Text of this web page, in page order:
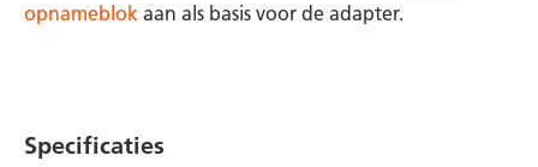
opnameblok aan als basis voor de adapter.
Specificaties